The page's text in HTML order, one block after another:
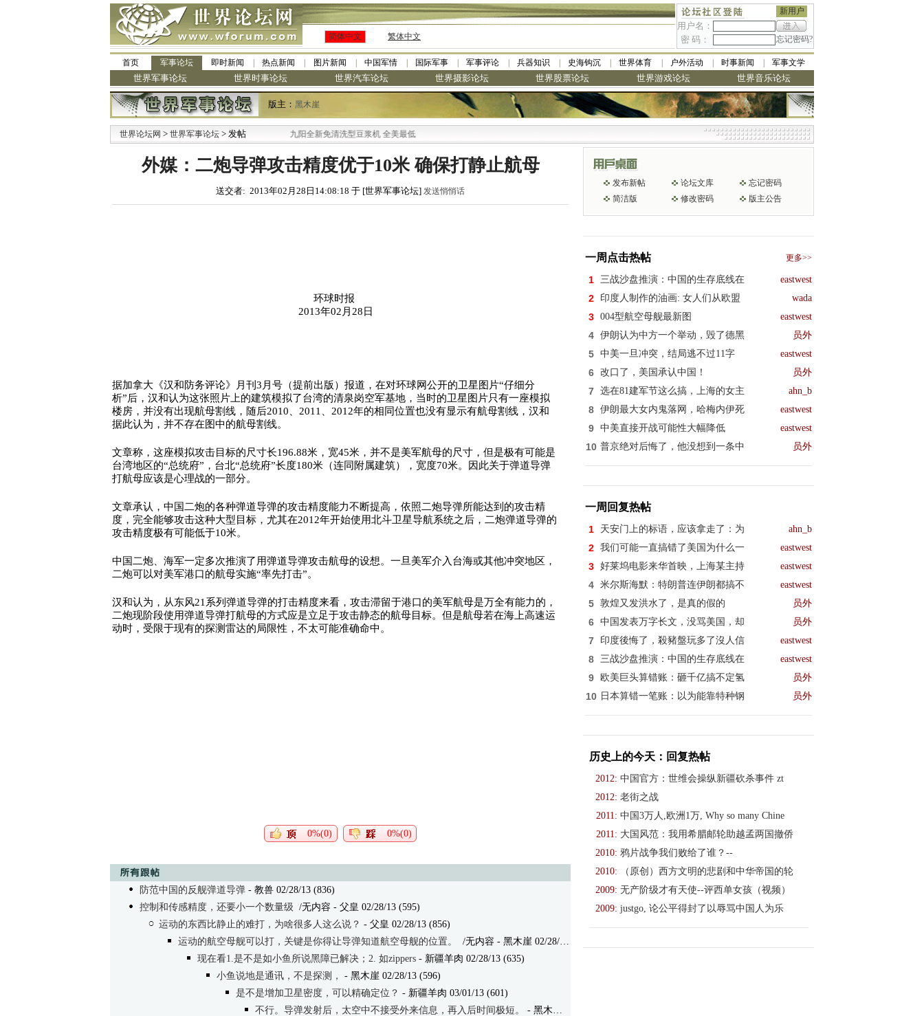
新用户
用户名：
密 码：
忘记密码?
简体中文 繁体中文
首页 军事论坛 即时新闻 热点新闻 图片新闻 中国军情 国际军事 军事评论 兵器知识 史海钩沉 世界体育 户外活动 时事新闻 军事文学
世界军事论坛 世界时事论坛 世界汽车论坛 世界摄影论坛 世界股票论坛 世界游戏论坛 世界音乐论坛
版主： 黑木崖
世界论坛网 > 世界军事论坛 > 发帖 九阳全新免清洗型豆浆机 全美最低
外媒：二炮导弹攻击精度优于10米 确保打静止航母
送交者: 2013年02月28日14:08:18 于 [世界军事论坛] 发送悄悄话
环球时报
2013年02月28日
据加拿大《汉和防务评论》月刊3月号（提前出版）报道，在对环球网公开的卫星图片“仔细分
析”后，汉和认为这张照片上的建筑模拟了台湾的清泉岗空军基地，当时的卫星图片只有一座模拟
楼房，并没有出现航母割线，随后2010、2011、2012年的相同位置也没有显示有航母割线，汉和
据此认为，并不存在图中的航母割线。
文章称，这座模拟攻击目标的尺寸长196.88米，宽45米，并不是美军航母的尺寸，但是极有可能是
台湾地区的“总统府”，台北“总统府”长度180米（连同附属建筑），宽度70米。因此关于弹道导弹
打航母应该是心理战的一部分。
文章承认，中国二炮的各种弹道导弹的攻击精度能力不断提高，依照二炮导弹所能达到的攻击精
度，完全能够攻击这种大型目标，尤其在2012年开始使用北斗卫星导航系统之后，二炮弹道导弹的
攻击精度极有可能低于10米。
中国二炮、海军一定多次推演了用弹道导弹攻击航母的设想。一旦美军介入台海或其他冲突地区，
二炮可以对美军港口的航母实施“率先打击”。
汉和认为，从东风21系列弹道导弹的打击精度来看，攻击滞留于港口的美军航母是万全有能力的，
二炮现阶段使用弹道导弹打航母的方式应是立足于攻击静态的航母目标。但是航母若在海上高速运
动时，受限于现有的探测雷达的局限性，不太可能准确命中。
0%(0) 0%(0)
防范中国的反舰弹道导弹 - 教兽 02/28/13 (836)
控制和传感精度，还要小一个数量级 /无内容 - 父皇 02/28/13 (595)
运动的东西比静止的难打，为啥很多人这么说？ - 父皇 02/28/13 (856)
运动的航空母舰可以打，关键是你得让导弹知道航空母舰的位置。
/无内容 - 黑木崖 02/28/13 (675)
现在看1.是不是如小鱼所说黑障已解决；2. 如zippers - 新疆羊肉 02/28/13 (635)
小鱼说地是通讯，不是探测，
- 黑木崖 02/28/13 (596)
是不是增加卫星密度，可以精确定位？ - 新疆羊肉 03/01/13 (601)
不行。导弹发射后，太空中不接受外来信息，再入后时间极短。
- 黑木崖 03/01/13 (594)
发布新帖 论坛文库
忘记密码
简洁版
修改密码 版主公告
一周点击热帖 更多>>
1 三战沙盘推演：中国的生存底线在 eastwest
2 印度人制作的油画: 女人们从欧盟 wada
3 004型航空母舰最新图 eastwest
4 伊朗认为中方一个举动，毁了德黑 员外
5 中美一旦冲突，结局逃不过11字 eastwest
6 改口了，美国承认中国！ 员外
7 选在81建军节这么搞，上海的女主 ahn_b
8 伊朗最大女内鬼落网，哈梅内伊死 eastwest
9 中美直接开战可能性大幅降低 eastwest
10 普京绝对后悔了，他没想到一条中 员外
一周回复热帖
1 天安门上的标语，应该拿走了：为 ahn_b
2 我们可能一直搞错了美国为什么一 eastwest
3 好莱坞电影来华首映，上海某主持 eastwest
4 米尔斯海默：特朗普连伊朗都搞不 eastwest
5 敦煌又发洪水了，是真的假的 员外
6 中国发表万字长文，没骂美国，却 员外
7 印度後悔了，殺豬盤玩多了沒人信 eastwest
8 三战沙盘推演：中国的生存底线在 eastwest
9 欧美巨头算错账：砸千亿搞不定氢 员外
10 日本算错一笔账：以为能靠特种钢 员外
历史上的今天：回复热帖
2012: 中国官方：世维会操纵新疆砍杀事件 zt
2012: 老街之战
2011: 中国3万人,欧洲1万, Why so many Chine
2011: 大国风范：我用希腊邮轮助越孟两国撤侨
2010: 鸦片战争我们败给了谁？--
2010:
（原创）西方文明的悲剧和中华帝国的轮
2009: 无产阶级才有天使--评西单女孩（视频）
2009: justgo, 论公平得封了以辱骂中国人为乐